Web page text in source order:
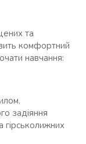
та
комфортний
навчання:
задіяння
гірськолижних